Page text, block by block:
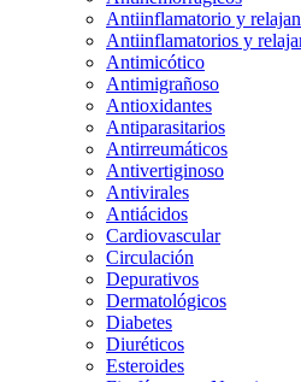
Antiinflamatorio y
Antiinflamatorios y
Antimicótico
Antimigrañoso
Antioxidantes
Antiparasitarios
Antirreumáticos
Antivertiginoso
Antivirales
Antiácidos
Cardiovascular
Circulación
Depurativos
Dermatológicos
Diabetes
Diuréticos
Esteroides